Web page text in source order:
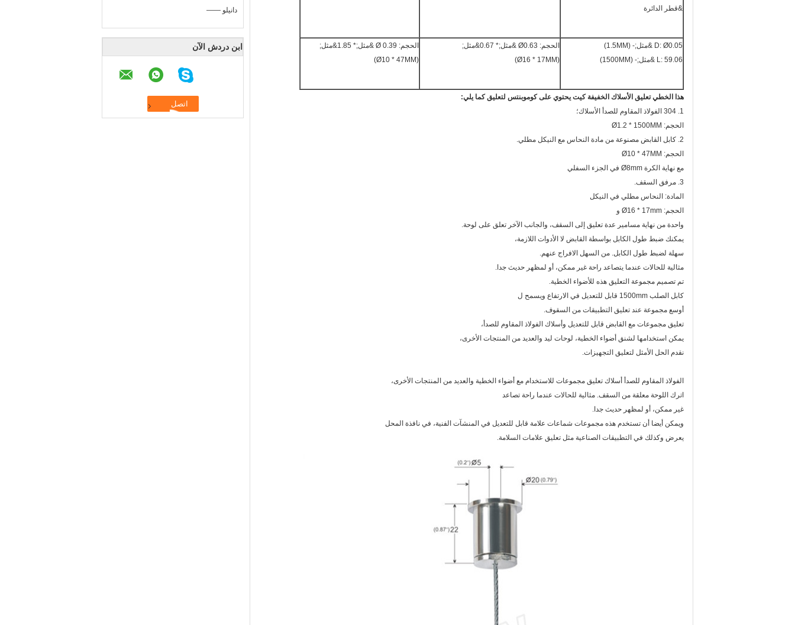
—— دانيلو
ابن دردش الآن
&قطر الدائرة
D: Ø0.05 &مثل;- (1.5MM)
L: 59.06 &مثل;- (1500MM)
الحجم: Ø0.63 &مثل;* 0.67&مثل;
(Ø16 * 17MM)
الحجم: 0.39
&مثل;* 1.85&مثل;
(Ø10 * 47MM)
هذا الخطي تعليق الأسلاك الخفيفة كيت يحتوي على كوموبنتس لتعليق كما يلي:
1. 304 الفولاذ المقاوم للصدأ الأسلاك؛
الحجم: Ø1.2 * 1500MM
2. كابل القابض مصنوعة من مادة النحاس مع النيكل مطلي.
الحجم: Ø10 * 47MM
مع نهاية الكرة Ø8mm في الجزء السفلي
3. مرفق السقف.
المادة: النحاس مطلي في النيكل
الحجم: Ø16 * 17mm و
واحدة من نهاية مسامير عدة تعليق إلى السقف، والجانب الآخر تعلق على لوحة.
يمكنك ضبط طول الكابل بواسطة القابض لا الأدوات اللازمة،
سهلة لضبط طول الكابل. من السهل الافراج عنهم.
مثالية للحالات عندما يتصاعد راحة غير ممكن، أو لمظهر حديث جدا.
تم تصميم مجموعة التعليق هذه للأضواء الخطية.
كابل الصلب 1500mm قابل للتعديل في الارتفاع ويسمح ل
أوسع مجموعة عند تعليق التطبيقات من السقوف.
تعليق مجموعات مع القابض قابل للتعديل وأسلاك الفولاذ المقاوم للصدأ،
يمكن استخدامها لشنق أضواء الخطية، لوحات ليد والعديد من المنتجات الأخرى،
نقدم الحل الأمثل لتعليق التجهيزات.
الفولاذ المقاوم للصدأ أسلاك تعليق مجموعات للاستخدام مع أضواء الخطية والعديد من المنتجات الأخرى،
اترك اللوحة معلقة من السقف. مثالية للحالات عندما راحة تصاعد
غير ممكن، أو لمظهر حديث جدا.
ويمكن أيضا أن تستخدم هذه مجموعات شماعات علامة قابل للتعديل في المنشآت الفنية، في نافذة المحل
يعرض وكذلك في التطبيقات الصناعية مثل تعليق علامات السلامة.